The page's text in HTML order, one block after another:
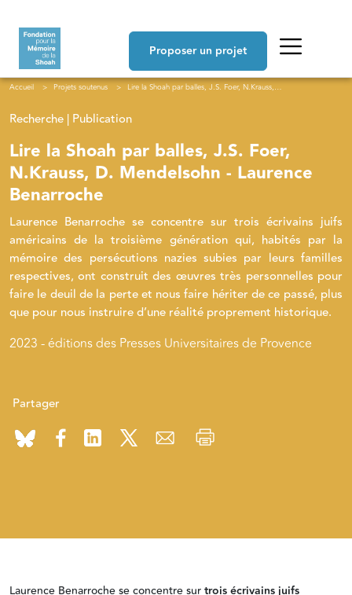
Proposer un projet
Fil d'Ariane
Accueil Projets soutenus Lire la Shoah par balles, J.S. Foer, N.Krauss, D. Mendelsohn - Laurence Benarroche
Recherche | Publication
Lire la Shoah par balles, J.S. Foer,
N.Krauss, D. Mendelsohn - Laurence
Benarroche
Laurence Benarroche se concentre sur trois écrivains juifs
américains de la troisième génération qui, habités par la
mémoire des persécutions nazies subies par leurs familles
respectives, ont construit des œuvres très personnelles pour
faire le deuil de la perte et nous faire hériter de ce passé, plus
que pour nous instruire d’une réalité proprement historique.
2023 - éditions des Presses Universitaires de Provence
Partager
Laurence Benarroche se concentre surtrois écrivains juifs